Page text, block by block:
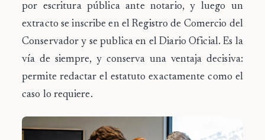
por escritura pública ante notario, y luego un
extracto se inscribe en el Registro de Comercio del
Conservador y se publica en el Diario Oficial. Es la
vía de siempre, y conserva una ventaja decisiva:
permite redactar el estatuto exactamente como el
caso lo requiere.